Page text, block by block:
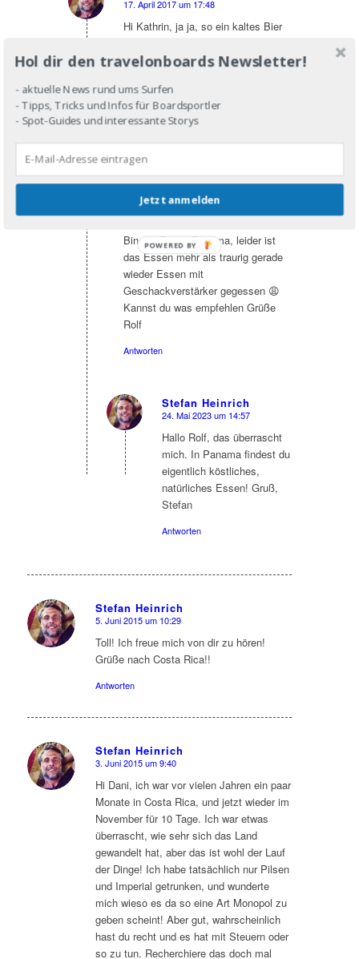
sagte:
17. April 2017 um 17:48
Hi Kathrin, ja ja, so ein kaltes Bier
Wasser ist einfach unschlagbar. Viel
Fragen hast immer her damit!
Stefan
Rolf
sagte:
17. März 2023 um 3:23
Bin zur Zeit in Panama, leider ist
das Essen mehr als traurig gerade
wieder Essen mit
Geschackverstärker gegessen 😩
Kannst du was empfehlen Grüße
Rolf
Antworten
Stefan Heinrich
sagte:
24. Mai 2023 um 14:57
Hallo Rolf, das überrascht
mich. In Panama findest du
eigentlich köstliches,
natürliches Essen! Gruß,
Stefan
Antworten
Stefan Heinrich
sagte:
5. Juni 2015 um 10:29
Toll! Ich freue mich von dir zu hören!
Grüße nach Costa Rica!!
Antworten
Stefan Heinrich
sagte:
3. Juni 2015 um 9:40
Hi Dani, ich war vor vielen Jahren ein paar
Monate in Costa Rica, und jetzt wieder im
November für 10 Tage. Ich war etwas
überrascht, wie sehr sich das Land
gewandelt hat, aber das ist wohl der Lauf
der Dinge! Ich habe tatsächlich nur Pilsen
und Imperial getrunken, und wunderte
mich wieso es da so eine Art Monopol zu
geben scheint! Aber gut, wahrscheinlich
hast du recht und es hat mit Steuern oder
so zu tun. Recherchiere das doch mal
Hol dir den travelonboards Newsletter!
- aktuelle News rund ums Surfen
- Tipps, Tricks und Infos für Boardsportler
- Spot-Guides und interessante Storys
Jetzt anmelden
POWERED
BY